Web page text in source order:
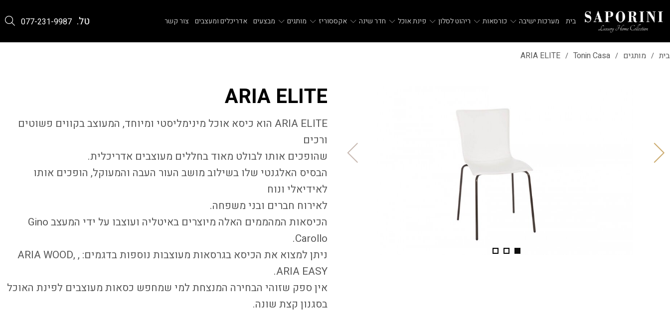
בית מערכות ישיבה כורסאות ריהוט לסלון פינת אוכל חדר שינה אקססוריז מותגים מבצעים אדריכלים ומעצבים צור קשר טל. 077-231-9987
בית / מותגים /
Tonin Casa
/
ARIA ELITE
ARIA ELITE
ARIA ELITE הוא כיסא אוכל מינימליסטי ומיוחד, המעוצב בקווים פשוטים
ורכים
שהופכים אותו לבולט מאוד בחללים מעוצבים אדריכלית.
הבסיס האלגנטי שלו בשילוב מושב העור העבה והמעוקל, הופכים אותו
לאידיאלי ונוח
לאירוח חברים ובני משפחה.
הכיסאות המהממים האלה מיוצרים באיטליה ועוצבו על ידי המעצבGino
Carollo
.
ניתן למצוא את הכיסא בגרסאות מעוצבות נוספות בדגמים: , ARIA WOOD,
ARIA EASY.
אין ספק שזוהי הבחירה המנצחת למי שמחפש כסאות מעוצבים לפינת האוכל
בסגנון קצת שונה.